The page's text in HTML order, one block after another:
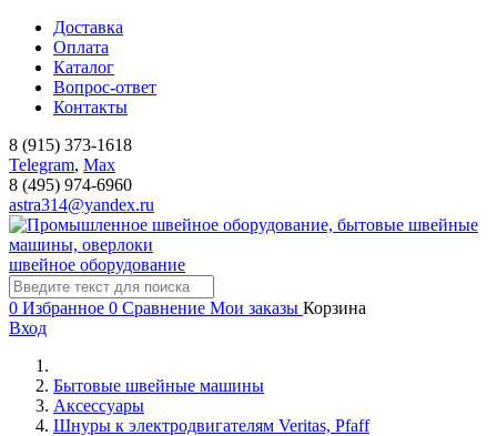
Доставка
Оплата
Каталог
Вопрос-ответ
Контакты
8 (915) 373-1618
Telegram, Мах
8 (495) 974-6960
astra314@yandex.ru
швейное оборудование
0 Избранное 0 Сравнение Мои заказы Корзина
Вход
Бытовые швейные машины
Аксессуары
Шнуры к электродвигателям Veritas, Pfaff